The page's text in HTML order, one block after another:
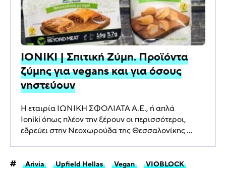
IONIKI | Σπιτική Ζύμη. Προϊόντα
ζύμης για vegans και για όσους
νηστεύουν
Η εταιρία ΙΩΝΙΚΗ ΣΦΟΛΙΑΤΑ Α.Ε., ή απλά
Ioniki όπως πλέον την ξέρουν οι περισσότεροι,
εδρεύει στην Νεοχωρούδα της Θεσσαλονίκης ...
Arivia Upfield Hellas Vegan
VIOBLOCK